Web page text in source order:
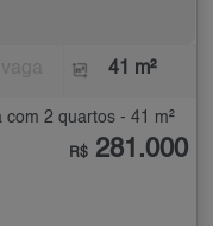
41 m²
2 quartos - 41 m²
R$ 281.000